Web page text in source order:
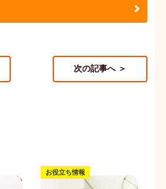
次の記事へ ＞
お役立ち情報